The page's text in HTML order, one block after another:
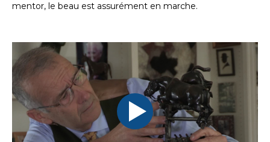
mentor, le beau est assurément en marche.